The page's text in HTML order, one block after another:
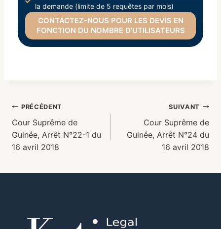
la demande (limite de 5 requêtes par mois)
CONTACTEZ-NOUS POUR LES DEVIS EN
FONCTION DU NOMBRE D’UTILISATEURS
PRÉCÉDENT
Cour Suprême de
Guinée, Arrêt N°22-1 du
16 avril 2018
SUIVANT
Cour Suprême de
Guinée, Arrêt N°24 du
16 avril 2018